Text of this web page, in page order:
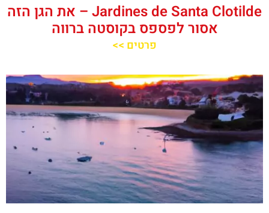
Jardines de Santa Clotilde – את הגן הזה
אסור לפספס בקוסטה ברווה
פרטים >>